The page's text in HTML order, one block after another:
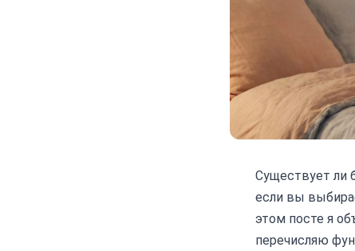
Существует ли
если вы
этом посте я
перечисляю